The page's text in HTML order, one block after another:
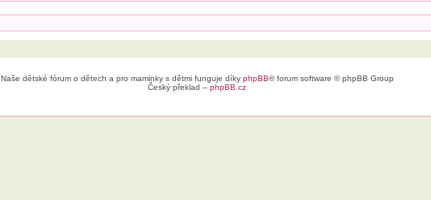
Naše dětské fórum o dětech a pro maminky s dětmi funguje díky phpBB® forum software © phpBB Group
Český překlad – phpBB.cz